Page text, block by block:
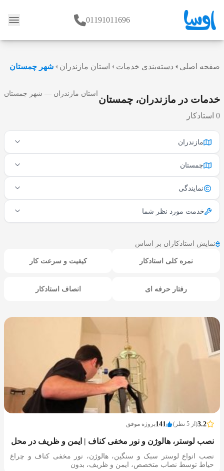
وبلاگ 01191011696
صفحه اصلی دسته‌بندی خدمات استان مازندران شهر چمستان
خدمات در مازندران، چمستان
0 استادکار
استان مازندران — شهر چمستان
مازندران
چمستان
نمایندگی
خدمت مورد نظر شما
نمایش استادکاران بر اساس
نمره کلی استادکار کیفیت و سرعت کار
رفتار حرفه ای انصاف استادکار
3.2(از 5 نظر) 141پروژه موفق
نصب لوستر، هالوژن و نور مخفی کناف | ایمن و ظریف در محل
نصب انواع لوستر سبک و سنگین، هالوژن، نور مخفی کناف و چراغ
حیاط توسط نصاب متخصص، ایمن و ظریف، بدون